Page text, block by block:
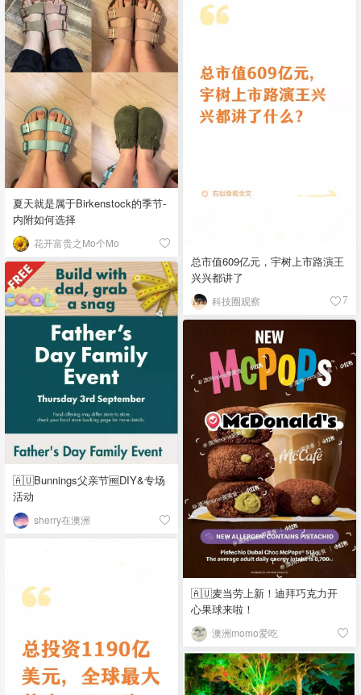
夏天就是属于Birkenstock的季节-
内附如何选择
花开富贵之Mo个Mo
总市值609亿元，宇树上市路演王
兴兴都讲了
科技圈观察 7
🇦🇺Bunnings父亲节🆓DIY&专场
活动
sherry在澳洲
🇦🇺麦当劳上新！迪拜巧克力开
心果球来啦！
澳洲momo爱吃